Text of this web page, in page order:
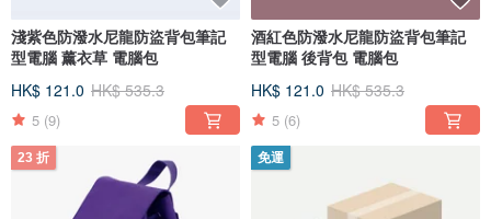
淺紫色防潑水尼龍防盜背包筆記
型電腦 薰衣草 電腦包
HK$ 121.0 HK$ 535.3
5 (9)
酒紅色防潑水尼龍防盜背包筆記
型電腦 後背包 電腦包
HK$ 121.0 HK$ 535.3
5 (6)
23 折 免運